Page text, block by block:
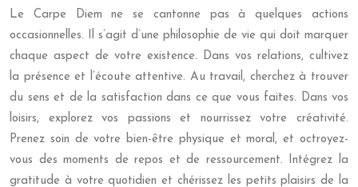
Le Carpe Diem ne se cantonne pas à quelques actions
occasionnelles. Il s’agit d’une philosophie de vie qui doit marquer
chaque aspect de votre existence. Dans vos relations, cultivez
la présence et l’écoute attentive. Au travail, cherchez à trouver
du sens et de la satisfaction dans ce que vous faites. Dans vos
loisirs, explorez vos passions et nourrissez votre créativité.
Prenez soin de votre bien-être physique et moral, et octroyez-
vous des moments de repos et de ressourcement. Intégrez la
gratitude à votre quotidien et chérissez les petits plaisirs de la